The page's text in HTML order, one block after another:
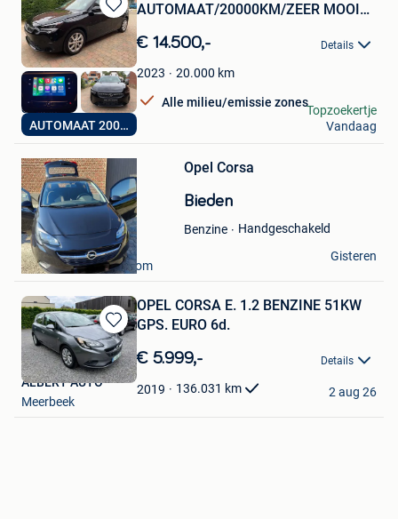
Bewaren
in
Mijn
Favorieten
AUTOMAAT 20000KM
AUTOMAAT/20000KM/ZEER MOOIE
€ 14.500,- Details
2023 20.000 km
Alle milieu/emissie zones
chris
Boortmeerbeek
Topzoekertje
Vandaag
in
Mijn
Favorieten
Opel Corsa
Bieden
Benzine
Handgeschakeld
Marc C
Baal+Deel Van Betekom
Gisteren
Bewaren
in
Mijn
Favorieten
OPEL CORSA E. 1.2 BENZINE 51KW
GPS. EURO 6d.
€ 5.999,- Details
2019 136.031 km
ALBERT AUTO
Meerbeek
2 aug 26